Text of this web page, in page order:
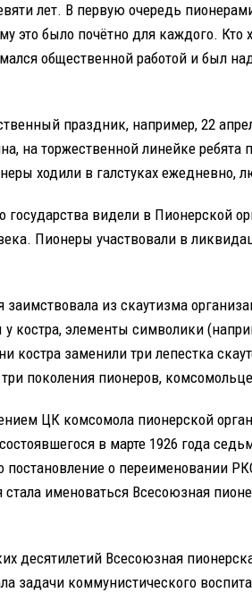
лет. В первую очередь
это было почётно для каждого. Кто
общественной работой и был
праздник, например, 22
на торжественной линейке ребята
ходили в галстуках ежедневно,
государства видели в Пионерской
Пионеры участвовали в
заимствовала из скаутизма
у костра, элементы символики
костра заменили три лепестка
три поколения пионеров,
ЦК комсомола пионерской
в марте 1926 года
постановление о переименовании
стала именоваться Всесоюзная
десятилетий Всесоюзная
задачи коммунистического